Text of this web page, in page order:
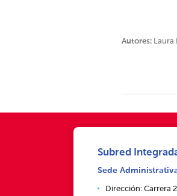
Autores: Laura
Subred
Sede
Dirección: Carrera